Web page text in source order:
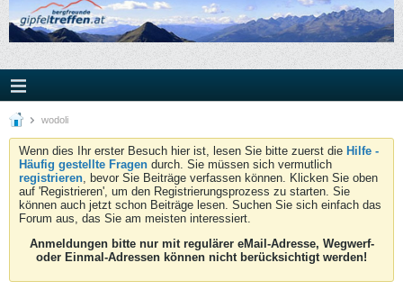
wodoli
Wenn dies Ihr erster Besuch hier ist, lesen Sie bitte zuerst die Hilfe -
Häufig gestellte Fragen durch. Sie müssen sich vermutlich
registrieren, bevor Sie Beiträge verfassen können. Klicken Sie oben
auf 'Registrieren', um den Registrierungsprozess zu starten. Sie
können auch jetzt schon Beiträge lesen. Suchen Sie sich einfach das
Forum aus, das Sie am meisten interessiert.
Anmeldungen bitte nur mit regulärer eMail-Adresse, Wegwerf-
oder Einmal-Adressen können nicht berücksichtigt werden!